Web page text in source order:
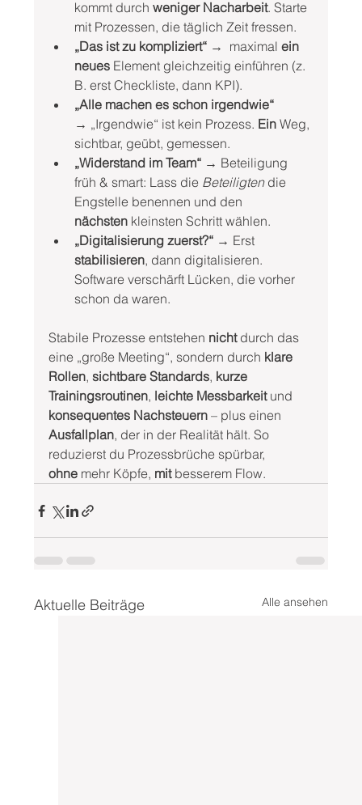
kommt durch weniger Nacharbeit. Starte
mit Prozessen, die täglich Zeit fressen.
„Das ist zu kompliziert“ → maximal ein
neues Element gleichzeitig einführen (z.
B. erst Checkliste, dann KPI).
„Alle machen es schon irgendwie“
→ „Irgendwie“ ist kein Prozess. Ein Weg,
sichtbar, geübt, gemessen.
„Widerstand im Team“ → Beteiligung
früh & smart: Lass die Beteiligten die
Engstelle benennen und den
nächsten kleinsten Schritt wählen.
„Digitalisierung zuerst?“ → Erst
stabilisieren, dann digitalisieren.
Software verschärft Lücken, die vorher
schon da waren.
Stabile Prozesse entstehen nicht durch das
eine „große Meeting“, sondern durch klare
Rollen, sichtbare Standards, kurze
Trainingsroutinen, leichte Messbarkeit und
konsequentes Nachsteuern – plus einen
Ausfallplan, der in der Realität hält. So
reduzierst du Prozessbrüche spürbar,
ohne mehr Köpfe, mit besserem Flow.
Aktuelle Beiträge Alle ansehen